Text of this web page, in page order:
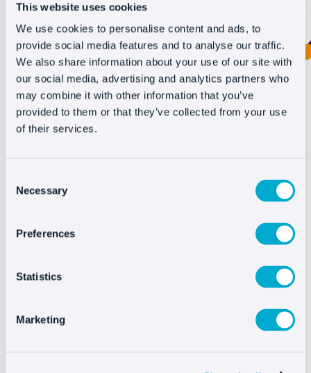
This website uses cookies
We use cookies to personalise content and ads, to
provide social media features and to analyse our traffic.
We also share information about your use of our site with
our social media, advertising and analytics partners who
may combine it with other information that you’ve
provided to them or that they’ve collected from your use
of their services.
Selection
Necessary
Preferences
Statistics
Marketing
Nuestro equipo se pondrá en contacto contigo